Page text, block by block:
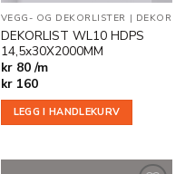
VEGG- OG DEKORLISTER | DEKOR
DEKORLIST WL10 HDPS
14,5x30X2000MM
kr 80 /m
kr160
LEGG I HANDLEKURV